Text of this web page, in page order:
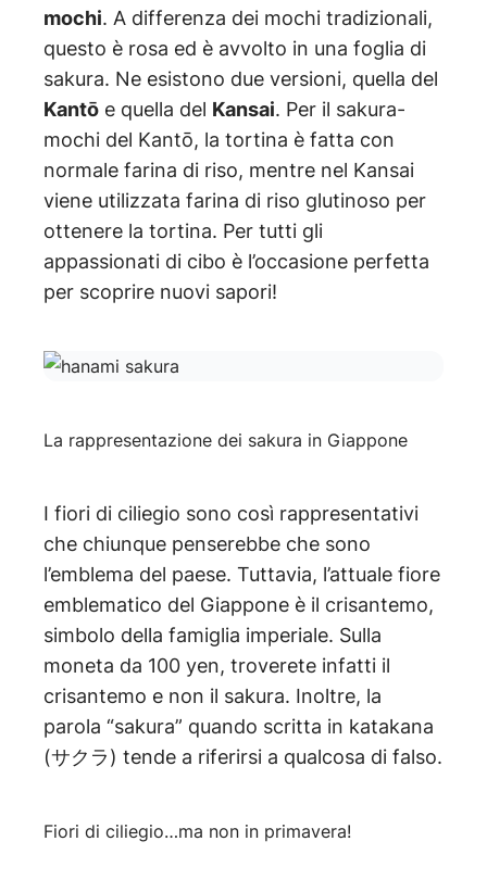
mochi. A differenza dei mochi tradizionali,
questo è rosa ed è avvolto in una foglia di
sakura. Ne esistono due versioni, quella del
Kantō e quella del Kansai. Per il sakura-
mochi del Kantō, la tortina è fatta con
normale farina di riso, mentre nel Kansai
viene utilizzata farina di riso glutinoso per
ottenere la tortina. Per tutti gli
appassionati di cibo è l’occasione perfetta
per scoprire nuovi sapori!
La rappresentazione dei sakura in Giappone
I fiori di ciliegio sono così rappresentativi
che chiunque penserebbe che sono
l’emblema del paese. Tuttavia, l’attuale fiore
emblematico del Giappone è il crisantemo,
simbolo della famiglia imperiale. Sulla
moneta da 100 yen, troverete infatti il
crisantemo e non il sakura. Inoltre, la
parola “sakura” quando scritta in katakana
(サクラ) tende a riferirsi a qualcosa di falso.
Fiori di ciliegio…ma non in primavera!